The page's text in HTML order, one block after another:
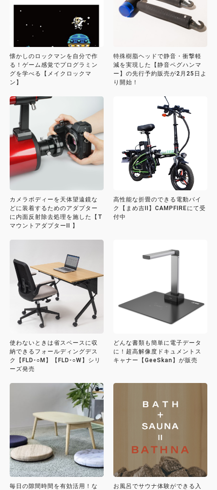
懐かしのロックマンを自分で作
る！ゲーム感覚でプログラミン
グを学べる【メイクロックマ
ン】
特殊樹脂ヘッドで静音・衝撃軽
減を実現した【静音ペグハンマ
ー】の先行予約販売が2月25日よ
り開始！
カメラボディーを天体望遠鏡な
どに装着するためのアダプター
に内面反射除去処理を施した【T
マウントアダプターII 】
高性能な折畳のできる電動バイ
ク【まめ吉II】CAMPFIREにて受
付中
使わないときは省スペースに収
納できるフォールディングデス
ク【FLD-○M】【FLD-○W】シリ
ーズ発売
どんな書類も簡単に電子データ
に！超高解像度ドキュメントス
キャナー【GeeSkan】が販売
毎日の隙間時間を有効活用！な
お風呂でサウナ体験ができる入